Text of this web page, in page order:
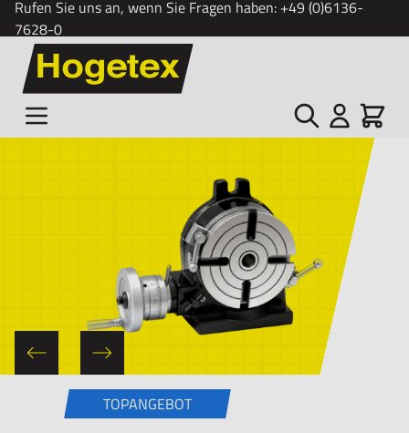
Rufen Sie uns an, wenn Sie Fragen haben: +49 (0)6136-
7628-0
Zum Inhalt springen
Suche Cart
TOPANGEBOT